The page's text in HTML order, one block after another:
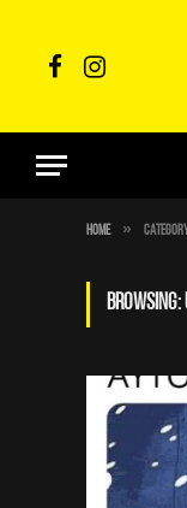
FacebookInstagram
Home »
BROWSING: